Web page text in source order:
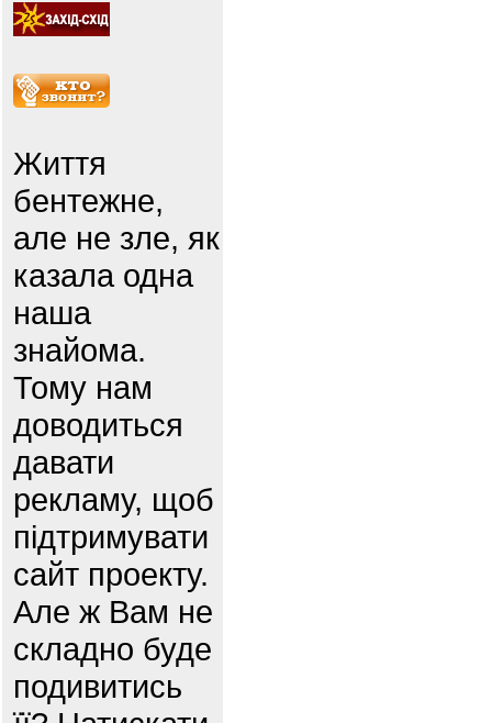
Життя
бентежне,
але не зле, як
казала одна
наша
знайома.
Тому нам
доводиться
давати
рекламу, щоб
підтримувати
сайт проекту.
Але ж Вам не
складно буде
подивитись